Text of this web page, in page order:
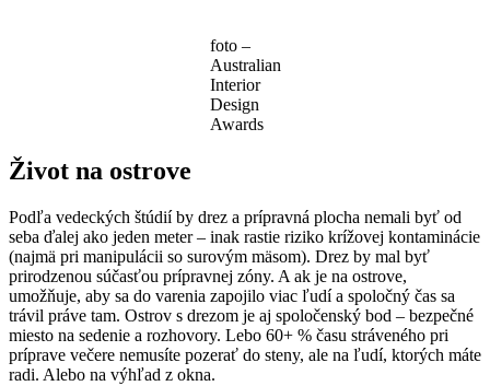
foto –
Australian
Interior
Design
Awards
Život na ostrove
Podľa vedeckých štúdií by drez a prípravná plocha nemali byť od
seba ďalej ako jeden meter – inak rastie riziko krížovej kontaminácie
(najmä pri manipulácii so surovým mäsom). Drez by mal byť
prirodzenou súčasťou prípravnej zóny. A ak je na ostrove,
umožňuje, aby sa do varenia zapojilo viac ľudí a spoločný čas sa
trávil práve tam. Ostrov s drezom je aj spoločenský bod – bezpečné
miesto na sedenie a rozhovory. Lebo 60+ % času stráveného pri
príprave večere nemusíte pozerať do steny, ale na ľudí, ktorých máte
radi. Alebo na výhľad z okna.